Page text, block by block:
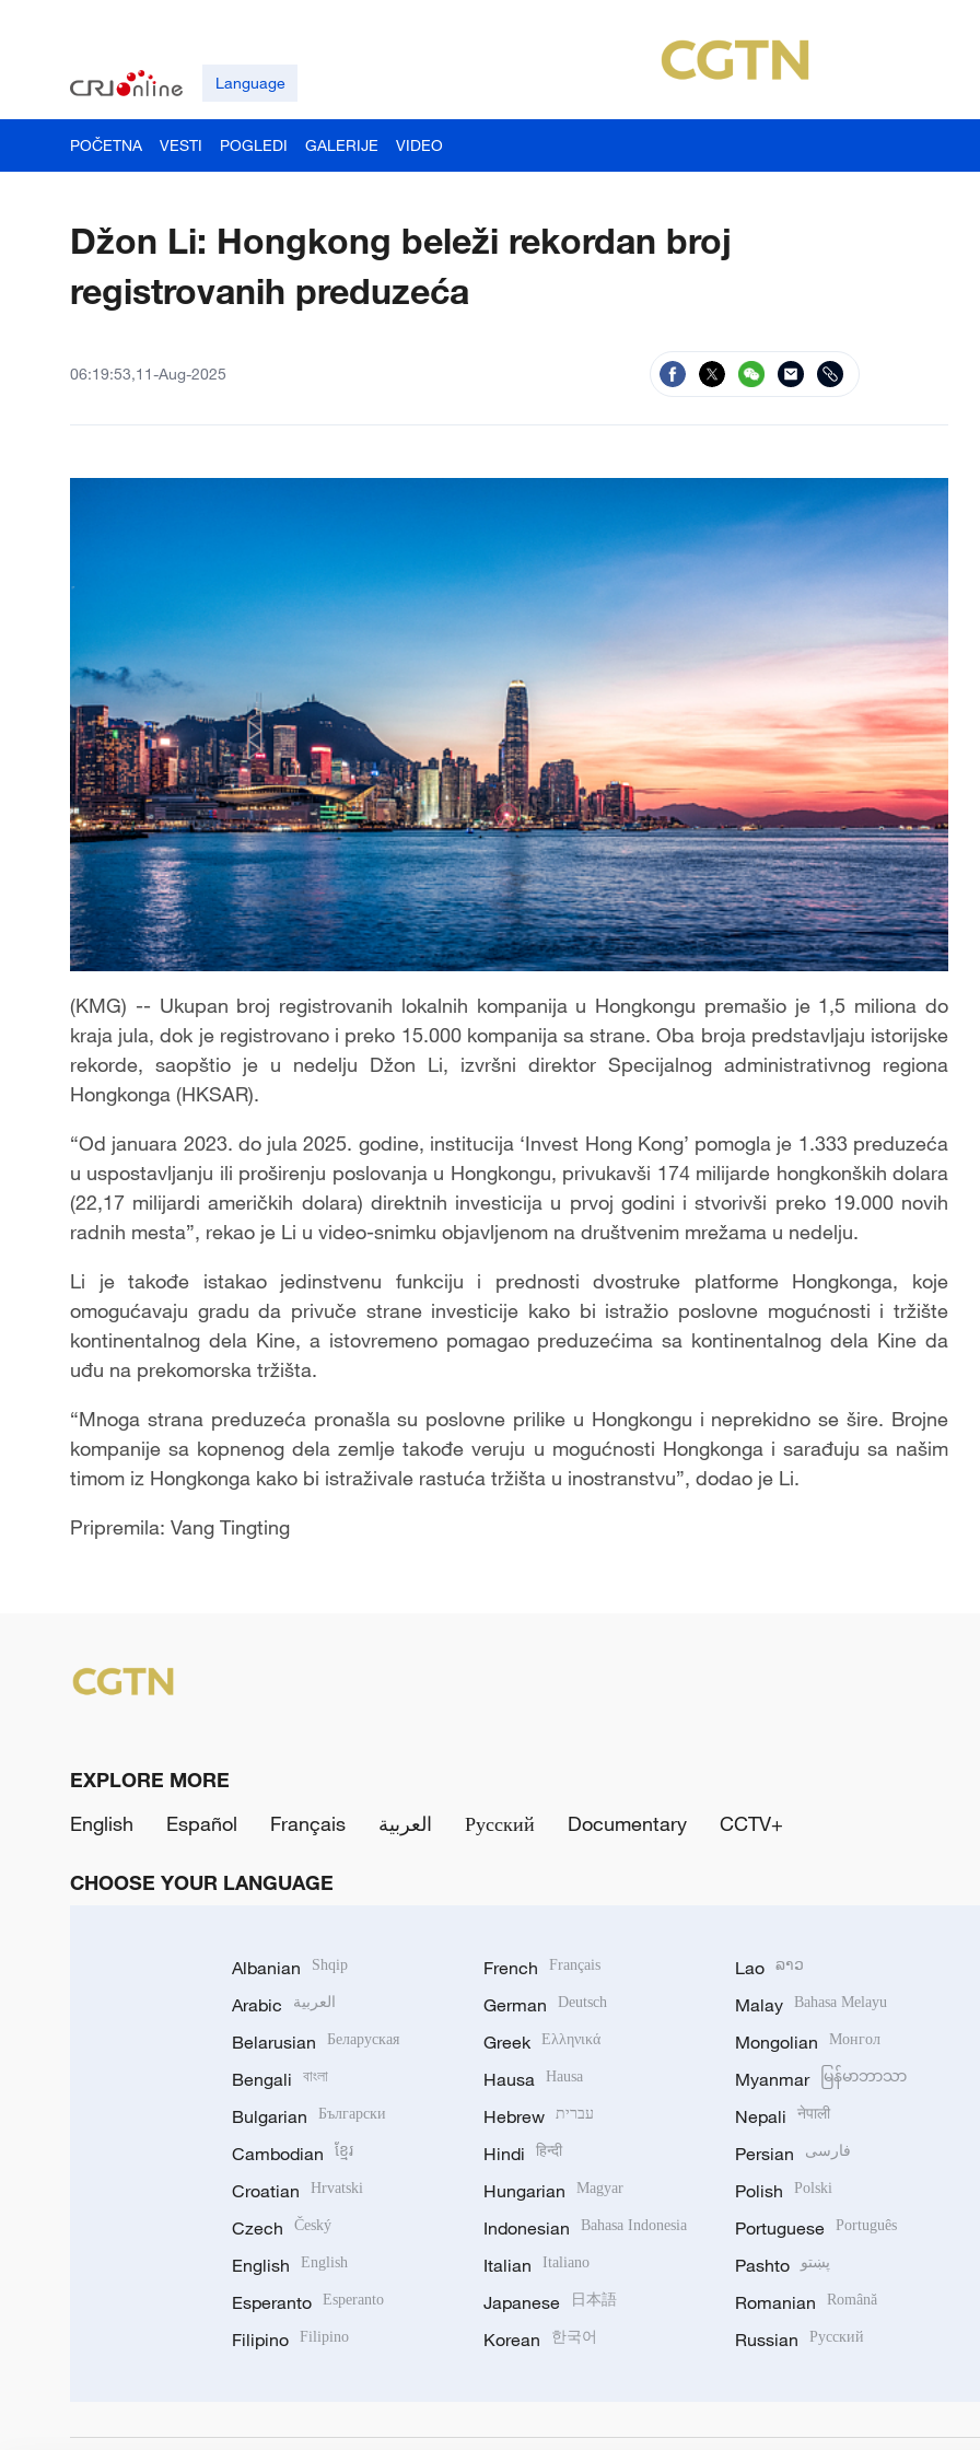
Language
POČETNA VESTI POGLEDI GALERIJE VIDEO
Džon Li: Hongkong beleži rekordan broj
registrovanih preduzeća
06:19:53,11-Aug-2025
(KMG) -- Ukupan broj registrovanih lokalnih kompanija u Hongkongu premašio je 1,5 miliona do
kraja jula, dok je registrovano i preko 15.000 kompanija sa strane. Oba broja predstavljaju istorijske
rekorde, saopštio je u nedelju Džon Li, izvršni direktor Specijalnog administrativnog regiona
Hongkonga (HKSAR).
“Od januara 2023. do jula 2025. godine, institucija ‘Invest Hong Kong’ pomogla je 1.333 preduzeća
u uspostavljanju ili proširenju poslovanja u Hongkongu, privukavši 174 milijarde hongkonških dolara
(22,17 milijardi američkih dolara) direktnih investicija u prvoj godini i stvorivši preko 19.000 novih
radnih mesta”, rekao je Li u video-snimku objavljenom na društvenim mrežama u nedelju.
Li je takođe istakao jedinstvenu funkciju i prednosti dvostruke platforme Hongkonga, koje
omogućavaju gradu da privuče strane investicije kako bi istražio poslovne mogućnosti i tržište
kontinentalnog dela Kine, a istovremeno pomagao preduzećima sa kontinentalnog dela Kine da
uđu na prekomorska tržišta.
“Mnoga strana preduzeća pronašla su poslovne prilike u Hongkongu i neprekidno se šire. Brojne
kompanije sa kopnenog dela zemlje takođe veruju u mogućnosti Hongkonga i sarađuju sa našim
timom iz Hongkonga kako bi istraživale rastuća tržišta u inostranstvu”, dodao je Li.
Pripremila: Vang Tingting
EXPLORE MORE
English
Español Français العربية Русский Documentary CCTV+
CHOOSE YOUR LANGUAGE
Albanian Shqip
Arabic العربية
Belarusian Беларуская
Bengali বাংলা
Bulgarian Български
Cambodian ខ្មែរ
Croatian Hrvatski
Czech Český
English English
Esperanto Esperanto
Filipino Filipino
French Français
German Deutsch
Greek Ελληνικά
Hausa Hausa
Hebrew עברית
Hindi हिन्दी
Hungarian Magyar
Indonesian Bahasa Indonesia
Italian Italiano
Japanese 日本語
Korean 한국어
Lao ລາວ
Malay Bahasa Melayu
Mongolian Монгол
Myanmar မြန်မာဘာသာ
Nepali नेपाली
Persian فارسی
Polish Polski
Portuguese Português
Pashto پښتو
Romanian Română
Russian Русский